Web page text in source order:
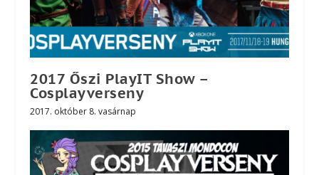
2017 Őszi PlayIT Show –
Cosplayverseny
2017. október 8. vasárnap